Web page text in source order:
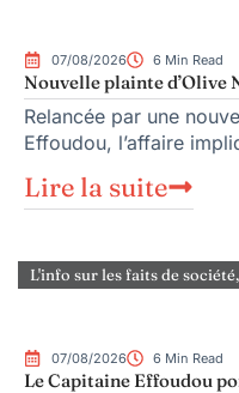
07/08/2026 6 Min Read
Nouvelle plainte d’Olive
Relancée par une
Effoudou, l’affaire
Lire la suite
L'info sur les faits de société,
07/08/2026 6 Min Read
Le Capitaine Effoudou